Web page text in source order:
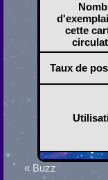
cette
Taux de
« Buzz